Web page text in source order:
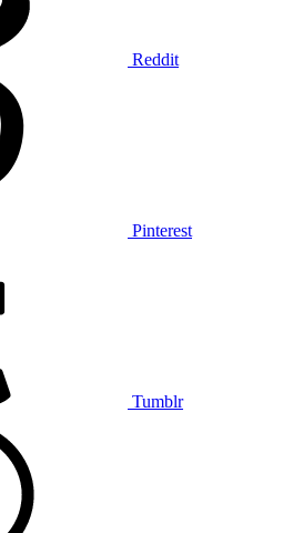
Reddit
Pinterest
Tumblr